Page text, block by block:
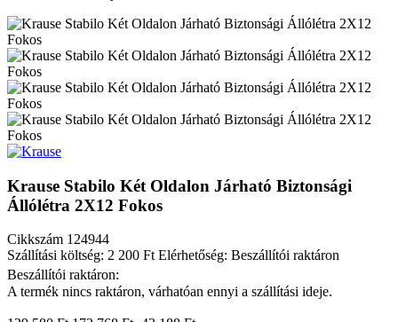
Krause Stabilo Két Oldalon Járható Biztonsági
Állólétra 2X12 Fokos
Cikkszám 124944
Szállítási költség: 2 200 FtElérhetőség: Beszállítói raktáron
Beszállítói raktáron:
A termék nincs raktáron, várhatóan ennyi a szállítási ideje.